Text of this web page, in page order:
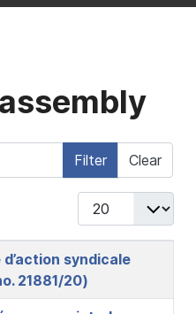
Filter Clear
Display #
syndicale
21881/20)